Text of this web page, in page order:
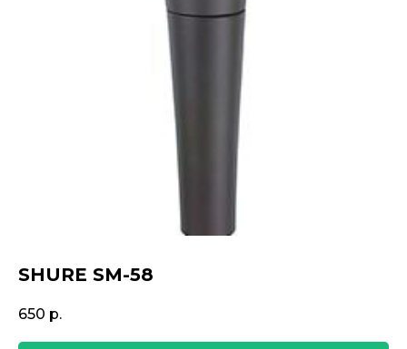
SHURE SM-58
650 р.